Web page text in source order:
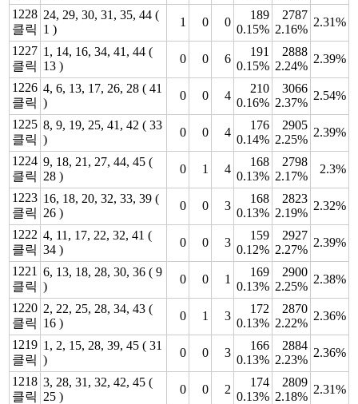
1228
클릭
24, 29, 30, 31, 35, 44 (
1 )
1 0 0
189
0.15%
2787
2.16%
2.31%
1227
클릭
1, 14, 16, 34, 41, 44 (
13 )
0 0 6
191
0.15%
2888
2.24%
2.39%
1226
클릭
4, 6, 13, 17, 26, 28 ( 41
)
0 0 4
210
0.16%
3066
2.37%
2.54%
1225
클릭
8, 9, 19, 25, 41, 42 ( 33
)
0 0 4
176
0.14%
2905
2.25%
2.39%
1224
클릭
9, 18, 21, 27, 44, 45 (
28 )
0 1 4
168
0.13%
2798
2.17%
2.3%
1223
클릭
16, 18, 20, 32, 33, 39 (
26 )
0 0 3
168
0.13%
2823
2.19%
2.32%
1222
클릭
4, 11, 17, 22, 32, 41 (
34 )
0 0 3
159
0.12%
2927
2.27%
2.39%
1221
클릭
6, 13, 18, 28, 30, 36 ( 9
)
0 0 1
169
0.13%
2900
2.25%
2.38%
1220
클릭
2, 22, 25, 28, 34, 43 (
16 )
0 1 3
172
0.13%
2870
2.22%
2.36%
1219
클릭
1, 2, 15, 28, 39, 45 ( 31
)
0 0 3
166
0.13%
2884
2.23%
2.36%
1218
클릭
3, 28, 31, 32, 42, 45 (
25 )
0 0 2
174
0.13%
2809
2.18%
2.31%